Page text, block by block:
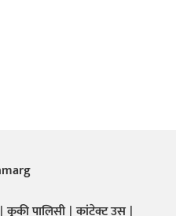
कुकी पालिसी कांटेक्ट उस